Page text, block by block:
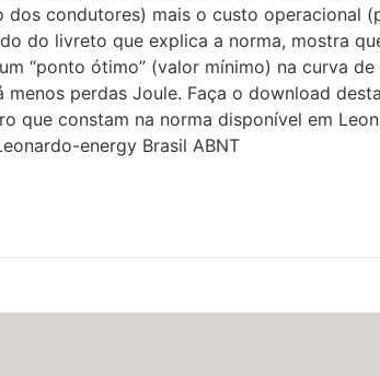
condutores) mais o custo operacional
do livreto que explica a norma, mostra
“ponto ótimo” (valor mínimo) na curva
perdas Joule. Faça o download
que constam na norma disponível em
energy Brasil ABNT